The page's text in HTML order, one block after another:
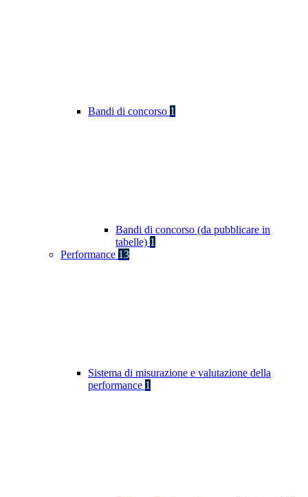
Bandi di concorso 1
Bandi di concorso (da pubblicare in
tabelle) 1
Performance 13
Sistema di misurazione e valutazione della
performance 1